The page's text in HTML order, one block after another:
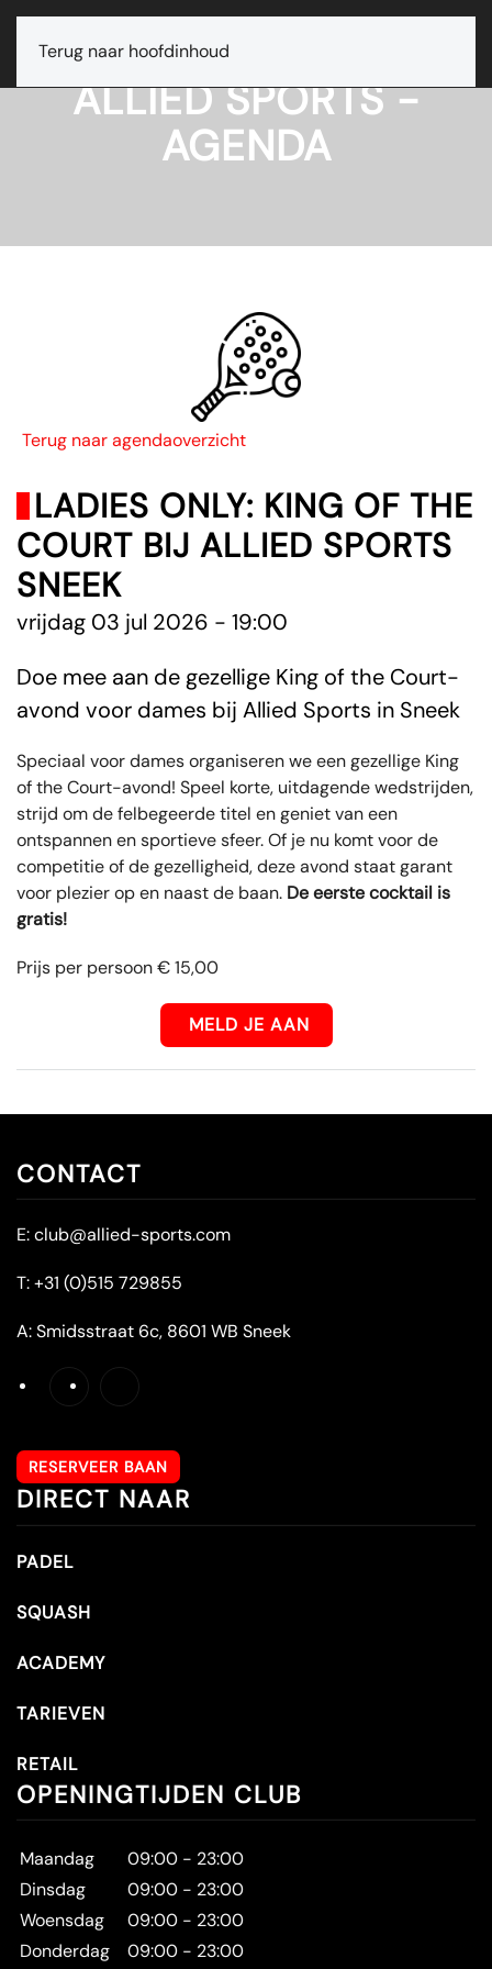
Terug naar hoofdinhoud
ALLIED SPORTS -
AGENDA
Terug naar agendaoverzicht
LADIES ONLY: KING OF THE
COURT BIJ ALLIED SPORTS
SNEEK
vrijdag 03 jul 2026 - 19:00
Doe mee aan de gezellige King of the Court-
avond voor dames bij Allied Sports in Sneek
Speciaal voor dames organiseren we een gezellige King
of the Court-avond! Speel korte, uitdagende wedstrijden,
strijd om de felbegeerde titel en geniet van een
ontspannen en sportieve sfeer. Of je nu komt voor de
competitie of de gezelligheid, deze avond staat garant
voor plezier op en naast de baan. De eerste cocktail is
gratis!
Prijs per persoon € 15,00
MELD JE AAN
CONTACT
E:club@allied-sports.com
T:+31 (0)515 729855
A:Smidsstraat 6c, 8601 WB Sneek
RESERVEER BAAN
DIRECT NAAR
PADEL
SQUASH
ACADEMY
TARIEVEN
RETAIL
OPENINGTIJDEN CLUB
Maandag
09:00 - 23:00
Dinsdag
09:00 - 23:00
Woensdag
09:00 - 23:00
Donderdag
09:00 - 23:00